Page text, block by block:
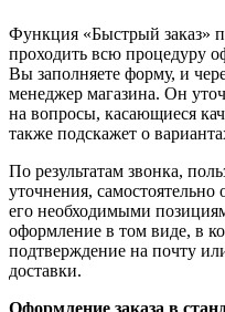
Функция «Быстрый заказ»
проходить всю процедуру
Вы заполняете форму, и
менеджер магазина. Он
на вопросы, касающиеся
также подскажет о
По результатам звонка,
уточнения, самостоятельно
его необходимыми
оформление в том виде, в
подтверждение на почту
доставки.